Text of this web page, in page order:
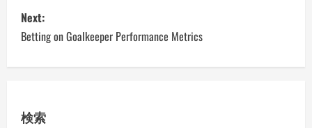
s
t
a
Next:
Betting on Goalkeeper Performance Metrics
検索